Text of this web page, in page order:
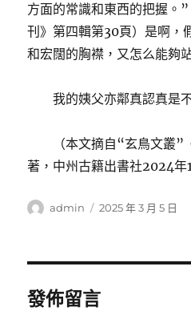
方面的常識和東西的把握。
刊》第四輯第30頁）是啊，
和宏闊的胸襟，又怎么能夠
我的姨父亦鄰真認真是
（本文摘自“玄鳥文叢
著，中州古籍出書社2024年
作
admin
發
2025 年 3 月 5 日
發佈留言